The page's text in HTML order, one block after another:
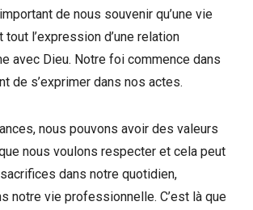
de nous souvenir qu’une vie
l’expression d’une relation
avec Dieu. Notre foi commence dans
de s’exprimer dans nos actes.
nous pouvons avoir des valeurs
nous voulons respecter et cela peut
dans notre quotidien,
notre vie professionnelle. C’est là que